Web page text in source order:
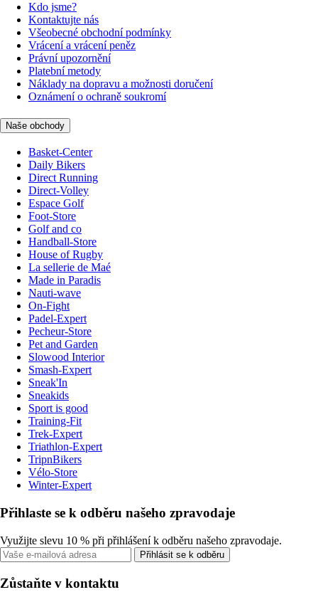
Kdo jsme?
Kontaktujte nás
Všeobecné obchodní podmínky
Vrácení a vrácení peněz
Právní upozornění
Platební metody
Náklady na dopravu a možnosti doručení
Oznámení o ochraně soukromí
Naše obchody
Basket-Center
Daily Bikers
Direct Running
Direct-Volley
Espace Golf
Foot-Store
Golf and co
Handball-Store
House of Rugby
La sellerie de Maé
Made in Paradis
Nauti-wave
On-Fight
Padel-Expert
Pecheur-Store
Pet and Garden
Slowood Interior
Smash-Expert
Sneak'In
Sneakids
Sport is good
Training-Fit
Trek-Expert
Triathlon-Expert
TripnBikers
Vélo-Store
Winter-Expert
Přihlaste se k odběru našeho zpravodaje
Využijte slevu 10 % při přihlášení k odběru našeho zpravodaje.
Přihlásit se k odběru
Zůstaňte v kontaktu